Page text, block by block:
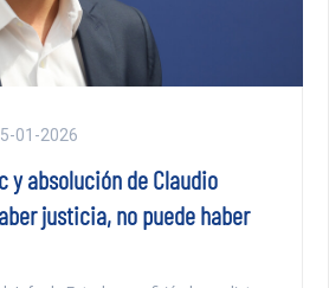
01-2026
y absolución de Claudio
justicia, no puede haber